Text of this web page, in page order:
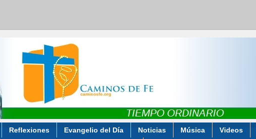
Reflexiones Evangelio del Día Noticias Música Videos